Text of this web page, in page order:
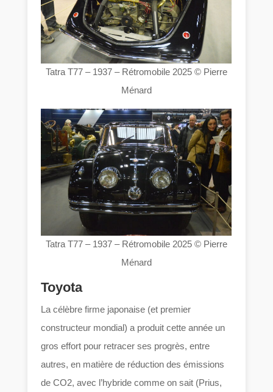
Tatra T77 – 1937 – Rétromobile 2025 © Pierre
Ménard
Tatra T77 – 1937 – Rétromobile 2025 © Pierre
Ménard
Toyota
La célèbre firme japonaise (et premier
constructeur mondial) a produit cette année un
gros effort pour retracer ses progrès, entre
autres, en matière de réduction des émissions
de CO2, avec l’hybride comme on sait (Prius,